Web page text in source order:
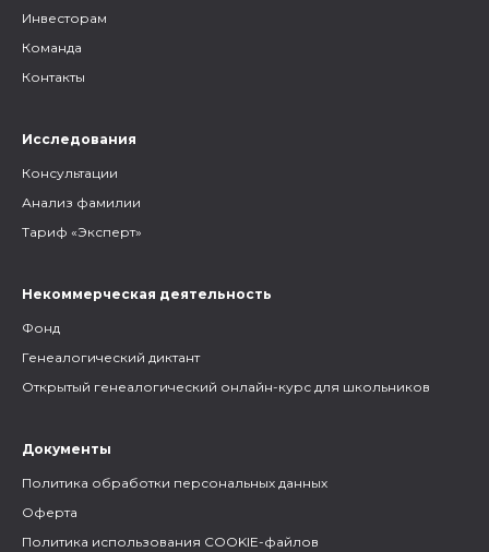
Инвесторам
Команда
Контакты
Исследования
Консультации
Анализ фамилии
Тариф «Эксперт»
Некоммерческая деятельность
Фонд
Генеалогический диктант
Открытый генеалогический онлайн-курс для школьников
Документы
Политика обработки персональных данных
Оферта
Политика использования COOKIE-файлов